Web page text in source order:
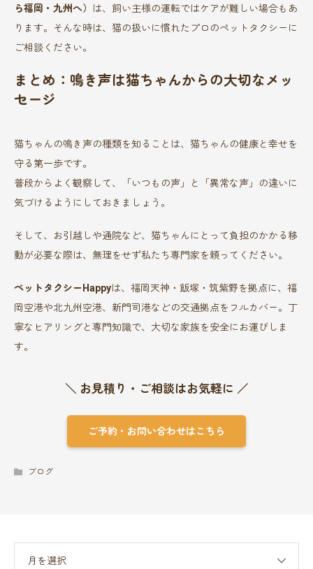
ら福岡・九州へ）
は、飼い主様の運転ではケアが難しい場合もあ
ります。そんな時は、猫の扱いに慣れたプロのペットタクシーに
ご相談ください。
まとめ：鳴き声は猫ちゃんからの大切なメッ
セージ
猫ちゃんの鳴き声の種類を知ることは、猫ちゃんの健康と幸せを
守る第一歩です。
普段からよく観察して、「いつもの声」と「異常な声」の違いに
気づけるようにしておきましょう。
そして、お引越しや通院など、猫ちゃんにとって負担のかかる移
動が必要な際は、無理をせず私たち専門家を頼ってください。
ペットタクシーHappyは、福岡天神・飯塚・筑紫野を拠点に、福
岡空港や北九州空港、新門司港などの交通拠点をフルカバー。丁
寧なヒアリングと専門知識で、大切な家族を安全にお運びしま
す。
＼ お見積り・ご相談はお気軽に ／
ご予約・お問い合わせはこちら
ブログ
月を選択